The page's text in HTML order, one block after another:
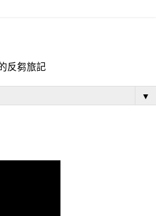
反芻旅記
▼